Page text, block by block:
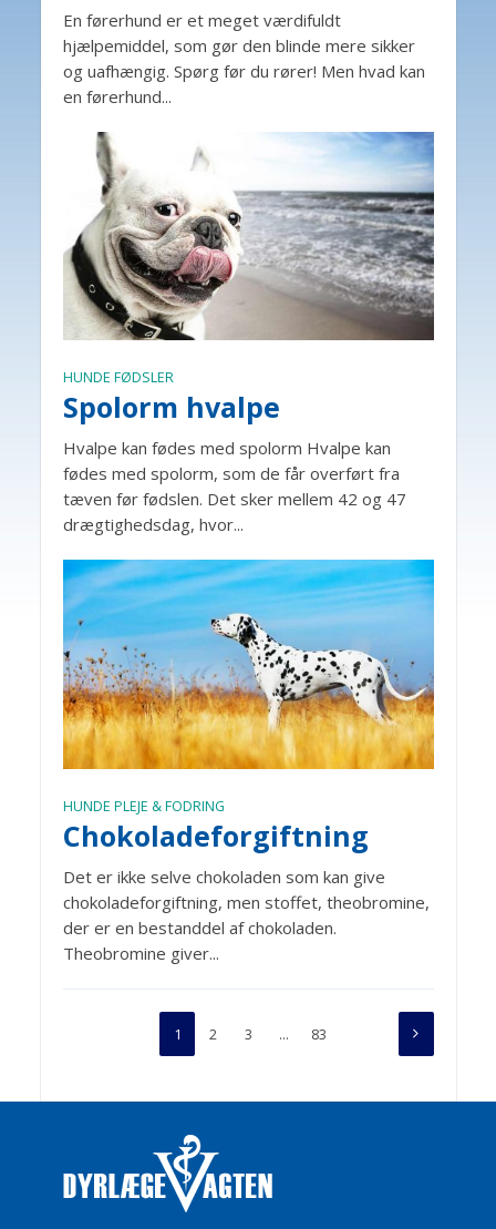
En førerhund er et meget værdifuldt
hjælpemiddel, som gør den blinde mere sikker
og uafhængig. Spørg før du rører! Men hvad kan
en førerhund...
HUNDE FØDSLER
Spolorm hvalpe
Hvalpe kan fødes med spolorm Hvalpe kan
fødes med spolorm, som de får overført fra
tæven før fødslen. Det sker mellem 42 og 47
drægtighedsdag, hvor...
HUNDE PLEJE & FODRING
Chokoladeforgiftning
Det er ikke selve chokoladen som kan give
chokoladeforgiftning, men stoffet, theobromine,
der er en bestanddel af chokoladen.
Theobromine giver...
1 2 3 … 83